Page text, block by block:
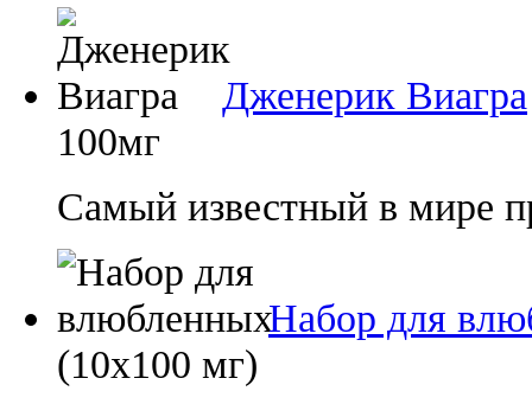
Дженерик Виагра
100мг
Самый известный в мире
Набор для
(10х100 мг)